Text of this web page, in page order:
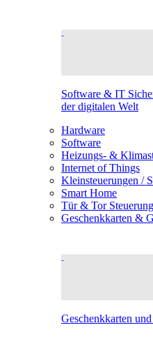
Software & IT
der digitalen Welt
Hardware
Software
Heizungs- &
Internet of Things
Kleinsteuerungen /
Smart Home
Tür & Tor Steuerung
Geschenkkarten &
Geschenkkarten